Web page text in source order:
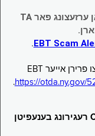
הויזגעזינדער קענען נאכאלץ אפּלייען פאר אן ערזעצונג פאר TA
EBT Scam
.
באשיצן אייער בענעפיטן לערנט איבער ווי אזוי צו פרירן אייער EBT
https://otda.ny.gov/
.
מיר ווילן הערן אייער מיינונג! נעמט די OTDA רעגירונג בענעפיטן